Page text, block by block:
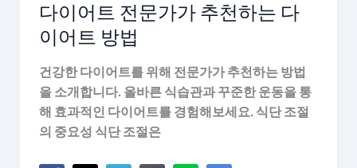
다이어트 전문가가 추천하는 다
이어트 방법
건강한 다이어트를 위해 전문가가 추천하는 방법
을 소개합니다. 올바른 식습관과 꾸준한 운동을 통
해 효과적인 다이어트를 경험해보세요. 식단 조절
의 중요성 식단 조절은